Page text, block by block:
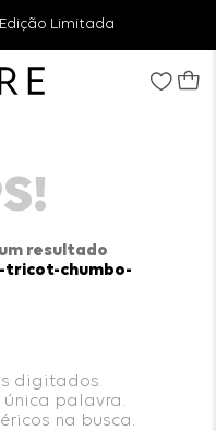
Limitada
resultado
chumbo-
digitados.
única palavra.
na busca.